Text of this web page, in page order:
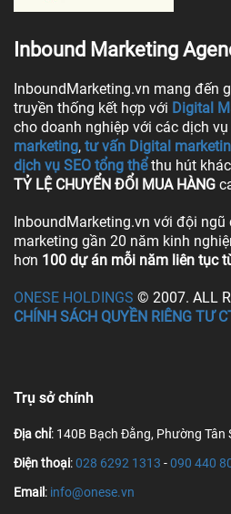
Inbound Marketing
InboundMarketing.vn mang đến
truyền thống kết hợp với Digital
cho doanh nghiệp với các dịch
marketing, tư vấn Digital
dịch vụ SEO tổng thể thu hút
TỶ LỆ CHUYỂN ĐỔI MUA HÀNG
InboundMarketing.vn với đội ngũ
marketing gần 20 năm kinh
hơn 100 dự án mỗi năm liên tục
ONESE HOLDINGS © 2007. ALL
CHÍNH SÁCH QUYỀN RIÊNG TƯ
Trụ sở chính
Địa chỉ: 140B Bạch Đằng, Phường Tân
Điện thoại:028 6292 1313 -090 440
Email : info@onese.vn